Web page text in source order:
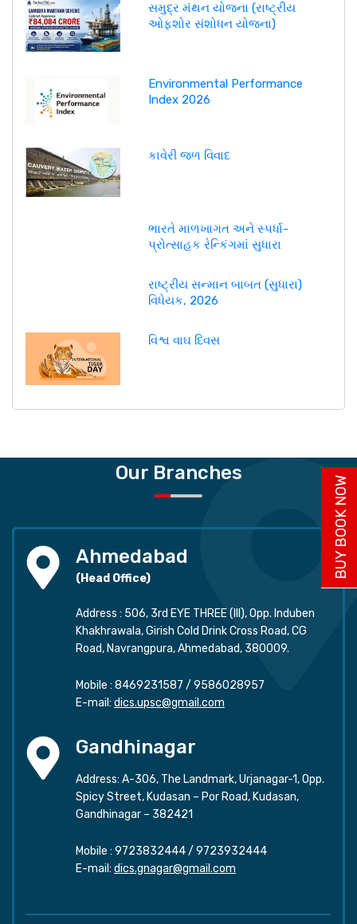
સમુદ્ર મંથન યોજના (રાષ્ટ્રીય
ઓફશોર સંશોધન યોજના)
Environmental Performance
Index 2026
કાવેરી જળ વિવાદ
ભારતે માળખાગત અને સ્પર્ધા-
પ્રોત્સાહક રેન્કિંગમાં સુધારા
રાષ્ટ્રીય સન્માન બાબત (સુધારા)
વિધેયક, 2026
વિશ્વ વાઘ દિવસ
Our Branches
Ahmedabad
(Head Office)
Address : 506, 3rd EYE THREE (III), Opp. Induben
Khakhrawala, Girish Cold Drink Cross Road, CG
Road, Navrangpura, Ahmedabad, 380009.
Mobile : 8469231587 / 9586028957
E-mail: dics.upsc@gmail.com
Gandhinagar
Address: A-306, The Landmark, Urjanagar-1, Opp.
Spicy Street, Kudasan – Por Road, Kudasan,
Gandhinagar – 382421
Mobile : 9723832444/ 9723932444
E-mail: dics.gnagar@gmail.com
BUY BOOK NOW